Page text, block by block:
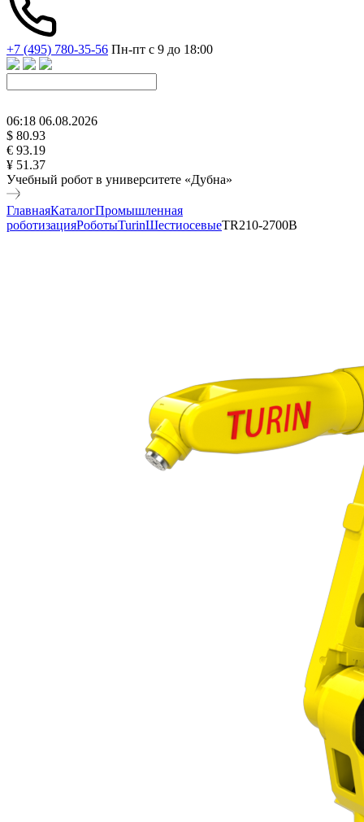
+7 (495) 780-35-56 Пн-пт с 9 до 18:00
06:18 06.08.2026
$ 80.93
€ 93.19
¥ 51.37
Учебный робот в университете «Дубна»
ГлавнаяКаталогПромышленная
роботизацияРоботыTurinШестиосевыеTR210-2700B